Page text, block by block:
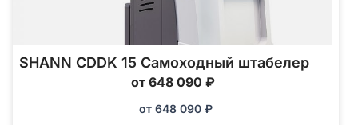
SHANN CDDK 15 Самоходный штабелер
от 648 090 ₽
от 648 090 ₽